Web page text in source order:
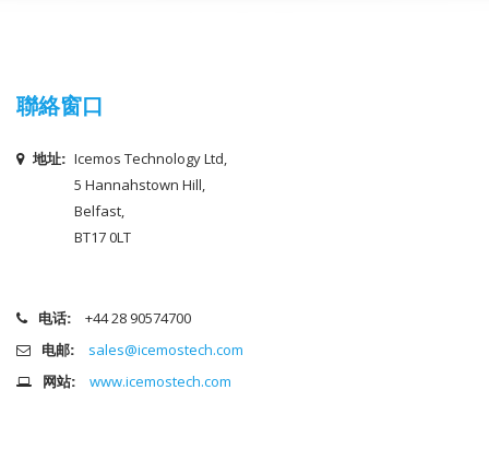
聯絡窗口
地址: Icemos Technology Ltd,
5 Hannahstown Hill,
Belfast,
BT17 0LT
电话:
+44 28 90574700
电邮:
sales@icemostech.com
网站:
www.icemostech.com